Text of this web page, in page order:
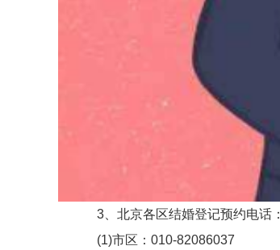
3、北京各区结婚登记预约电话：
(1)市区：010-82086037